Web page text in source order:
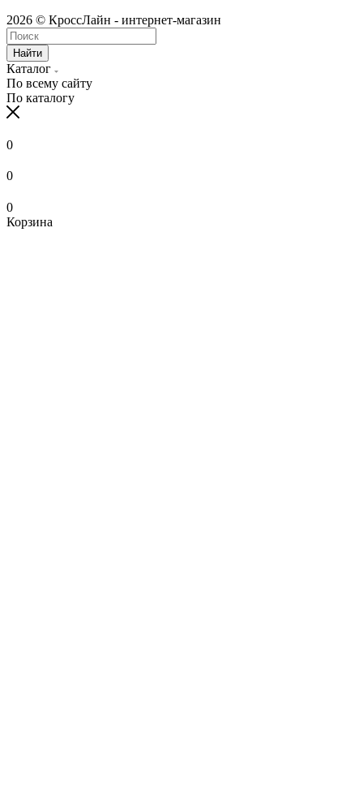
2026 © КроссЛайн - интернет-магазин
Найти
Каталог
По всему сайту
По каталогу
0
0
0
Корзина